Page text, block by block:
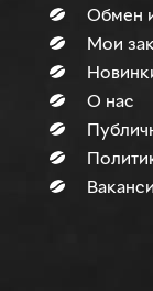
Обмен
Мои
О нас